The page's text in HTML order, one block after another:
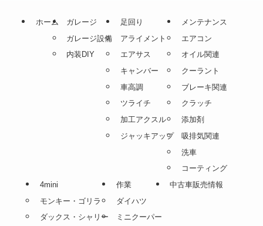
ホーム
ガレージ
ガレージ設備
内装DIY
足回り
アライメント
エアサス
キャンバー
車高調
ツライチ
加工アクスル
ジャッキアップ
メンテナンス
エアコン
オイル関連
クーラント
ブレーキ関連
クラッチ
添加剤
吸排気関連
洗車
コーティング
4mini
モンキー・ゴリラ
ダックス・シャリー
作業
ダイハツ
ミニクーパー
中古車販売情報